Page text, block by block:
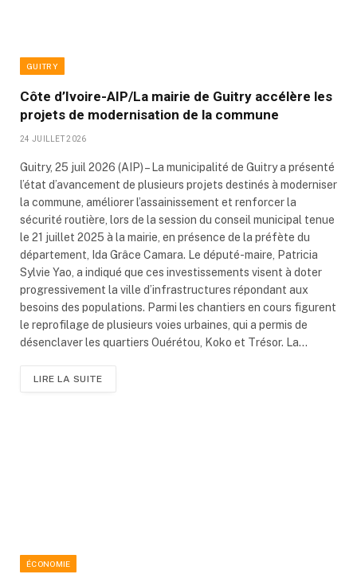
GUITRY
Côte d’Ivoire-AIP/La mairie de Guitry accélère les
projets de modernisation de la commune
24 JUILLET 2026
Guitry, 25 juil 2026 (AIP) – La municipalité de Guitry a présenté
l’état d’avancement de plusieurs projets destinés à moderniser
la commune, améliorer l’assainissement et renforcer la
sécurité routière, lors de la session du conseil municipal tenue
le 21 juillet 2025 à la mairie, en présence de la préfète du
département, Ida Grâce Camara. Le député-maire, Patricia
Sylvie Yao, a indiqué que ces investissements visent à doter
progressivement la ville d’infrastructures répondant aux
besoins des populations. Parmi les chantiers en cours figurent
le reprofilage de plusieurs voies urbaines, qui a permis de
désenclaver les quartiers Ouérétou, Koko et Trésor. La…
LIRE LA SUITE
ÉCONOMIE